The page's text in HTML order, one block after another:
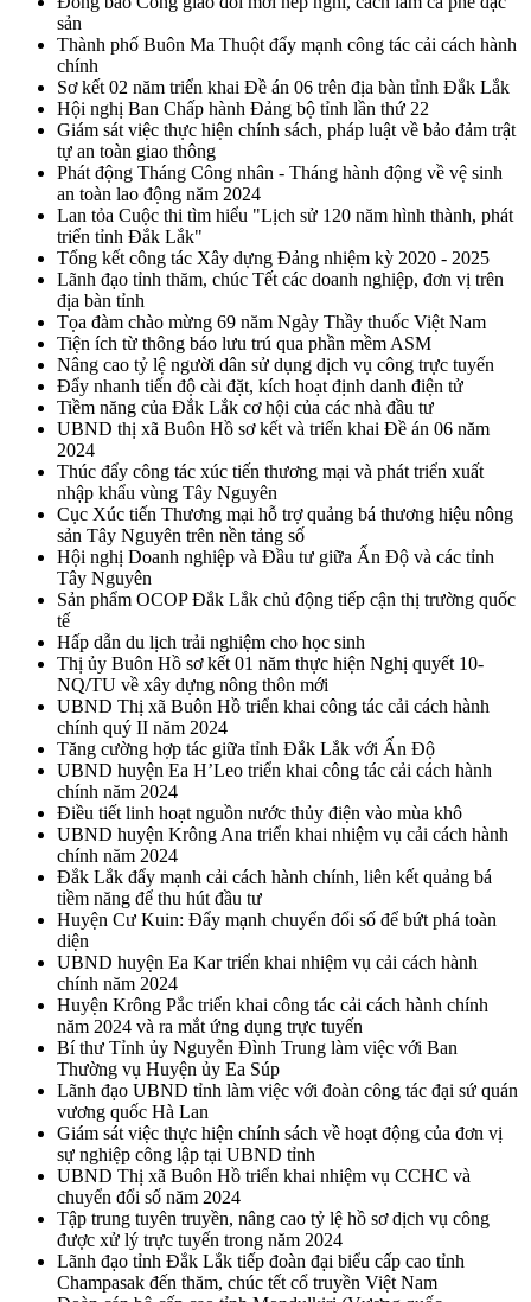
sản
Thành phố Buôn Ma Thuột đẩy mạnh công tác cải cách hành
chính
Sơ kết 02 năm triển khai Đề án 06 trên địa bàn tỉnh Đắk Lắk
Hội nghị Ban Chấp hành Đảng bộ tỉnh lần thứ 22
Giám sát việc thực hiện chính sách, pháp luật về bảo đảm trật
tự an toàn giao thông
Phát động Tháng Công nhân - Tháng hành động về vệ sinh
an toàn lao động năm 2024
Lan tỏa Cuộc thi tìm hiểu "Lịch sử 120 năm hình thành, phát
triển tỉnh Đắk Lắk"
Tổng kết công tác Xây dựng Đảng nhiệm kỳ 2020 - 2025
Lãnh đạo tỉnh thăm, chúc Tết các doanh nghiệp, đơn vị trên
địa bàn tỉnh
Tọa đàm chào mừng 69 năm Ngày Thầy thuốc Việt Nam
Tiện ích từ thông báo lưu trú qua phần mềm ASM
Nâng cao tỷ lệ người dân sử dụng dịch vụ công trực tuyến
Đẩy nhanh tiến độ cài đặt, kích hoạt định danh điện tử
Tiềm năng của Đắk Lắk cơ hội của các nhà đầu tư
UBND thị xã Buôn Hồ sơ kết và triển khai Đề án 06 năm
2024
Thúc đẩy công tác xúc tiến thương mại và phát triển xuất
nhập khẩu vùng Tây Nguyên
Cục Xúc tiến Thương mại hỗ trợ quảng bá thương hiệu nông
sản Tây Nguyên trên nền tảng số
Hội nghị Doanh nghiệp và Đầu tư giữa Ấn Độ và các tỉnh
Tây Nguyên
Sản phẩm OCOP Đắk Lắk chủ động tiếp cận thị trường quốc
tế
Hấp dẫn du lịch trải nghiệm cho học sinh
Thị ủy Buôn Hồ sơ kết 01 năm thực hiện Nghị quyết 10-
NQ/TU về xây dựng nông thôn mới
UBND Thị xã Buôn Hồ triển khai công tác cải cách hành
chính quý II năm 2024
Tăng cường hợp tác giữa tỉnh Đắk Lắk với Ấn Độ
UBND huyện Ea H’Leo triển khai công tác cải cách hành
chính năm 2024
Điều tiết linh hoạt nguồn nước thủy điện vào mùa khô
UBND huyện Krông Ana triển khai nhiệm vụ cải cách hành
chính năm 2024
Đắk Lắk đẩy mạnh cải cách hành chính, liên kết quảng bá
tiềm năng để thu hút đầu tư
Huyện Cư Kuin: Đẩy mạnh chuyển đổi số để bứt phá toàn
diện
UBND huyện Ea Kar triển khai nhiệm vụ cải cách hành
chính năm 2024
Huyện Krông Pắc triển khai công tác cải cách hành chính
năm 2024 và ra mắt ứng dụng trực tuyến
Bí thư Tỉnh ủy Nguyễn Đình Trung làm việc với Ban
Thường vụ Huyện ủy Ea Súp
Lãnh đạo UBND tỉnh làm việc với đoàn công tác đại sứ quán
vương quốc Hà Lan
Giám sát việc thực hiện chính sách về hoạt động của đơn vị
sự nghiệp công lập tại UBND tỉnh
UBND Thị xã Buôn Hồ triển khai nhiệm vụ CCHC và
chuyển đổi số năm 2024
Tập trung tuyên truyền, nâng cao tỷ lệ hồ sơ dịch vụ công
được xử lý trực tuyến trong năm 2024
Lãnh đạo tỉnh Đắk Lắk tiếp đoàn đại biểu cấp cao tỉnh
Champasak đến thăm, chúc tết cổ truyền Việt Nam